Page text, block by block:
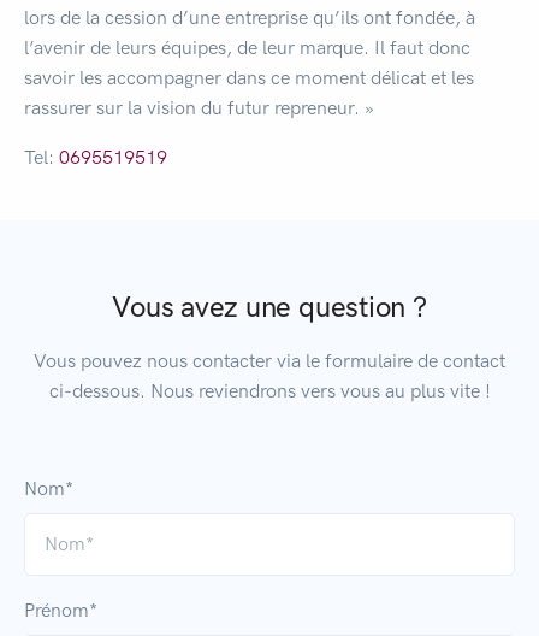
lors de la cession d’une entreprise qu’ils ont fondée, à
l’avenir de leurs équipes, de leur marque. Il faut donc
savoir les accompagner dans ce moment délicat et les
rassurer sur la vision du futur repreneur. »
Tel: 0695519519
Vous avez une question ?
Vous pouvez nous contacter via le formulaire de contact
ci-dessous. Nous reviendrons vers vous au plus vite !
Nom*
Prénom*